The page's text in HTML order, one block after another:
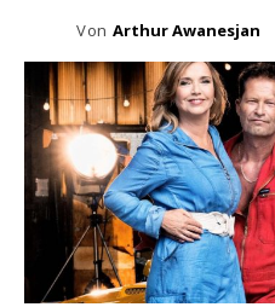
Von Arthur Awanesjan